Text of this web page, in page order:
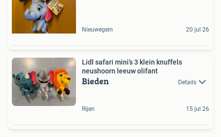
Nieuwegein 20 jul 26
Lidl safari mini’s 3 klein knuffels
neushoorn leeuw olifant
Bieden Details
Rijen 15 jul 26